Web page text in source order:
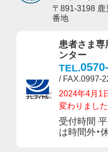
〒891-3198
番地
患者さま専
ンター
TEL.
/ FAX.0997-
2024年4月1
変わりました
受付時間
は時間外・